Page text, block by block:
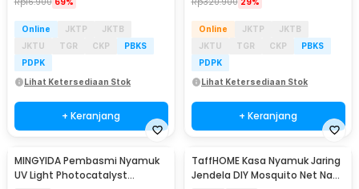
Online JKTP
JKTB
JKTU
TGR CKP
PBKS
PDPK
Lihat Ketersediaan Stok
+ Keranjang
Online JKTP
JKTB
JKTU
TGR CKP
PBKS
PDPK
Lihat Ketersediaan Stok
+ Keranjang
MINGYIDA Pembasmi Nyamuk
UV Light Photocatalyst
TaffHOME Kasa Nyamuk Jaring
Jendela DIY Mosquito Net Nano